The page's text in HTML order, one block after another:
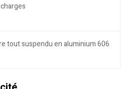
tout suspendu en aluminium 606